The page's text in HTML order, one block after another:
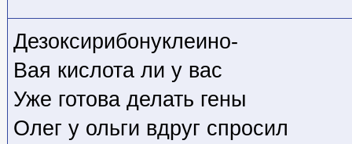
Дезоксирибонуклеино-
Вая кислота ли у вас
Уже готова делать гены
Олег у ольги вдруг спросил